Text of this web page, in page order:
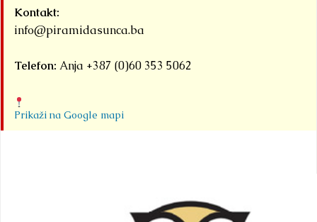
Kontakt:
info@piramidasunca.ba
Telefon: Anja +387 (0)60 353 5062
Prikaži na Google mapi